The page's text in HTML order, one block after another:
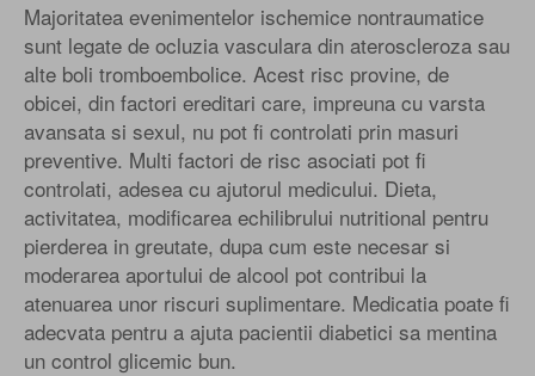
Majoritatea evenimentelor ischemice nontraumatice
sunt legate de ocluzia vasculara din ateroscleroza sau
alte boli tromboembolice. Acest risc provine, de
obicei, din factori ereditari care, impreuna cu varsta
avansata si sexul, nu pot fi controlati prin masuri
preventive. Multi factori de risc asociati pot fi
controlati, adesea cu ajutorul medicului. Dieta,
activitatea, modificarea echilibrului nutritional pentru
pierderea in greutate, dupa cum este necesar si
moderarea aportului de alcool pot contribui la
atenuarea unor riscuri suplimentare. Medicatia poate fi
adecvata pentru a ajuta pacientii diabetici sa mentina
un control glicemic bun.